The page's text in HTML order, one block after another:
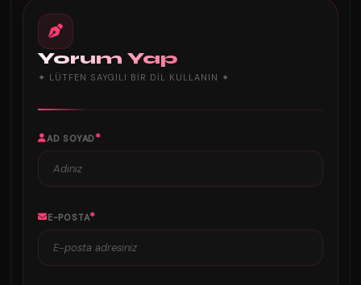
Yorum Yap
✦ LÜTFEN SAYGILI BIR DIL KULLANIN ✦
AD SOYAD*
E-POSTA*